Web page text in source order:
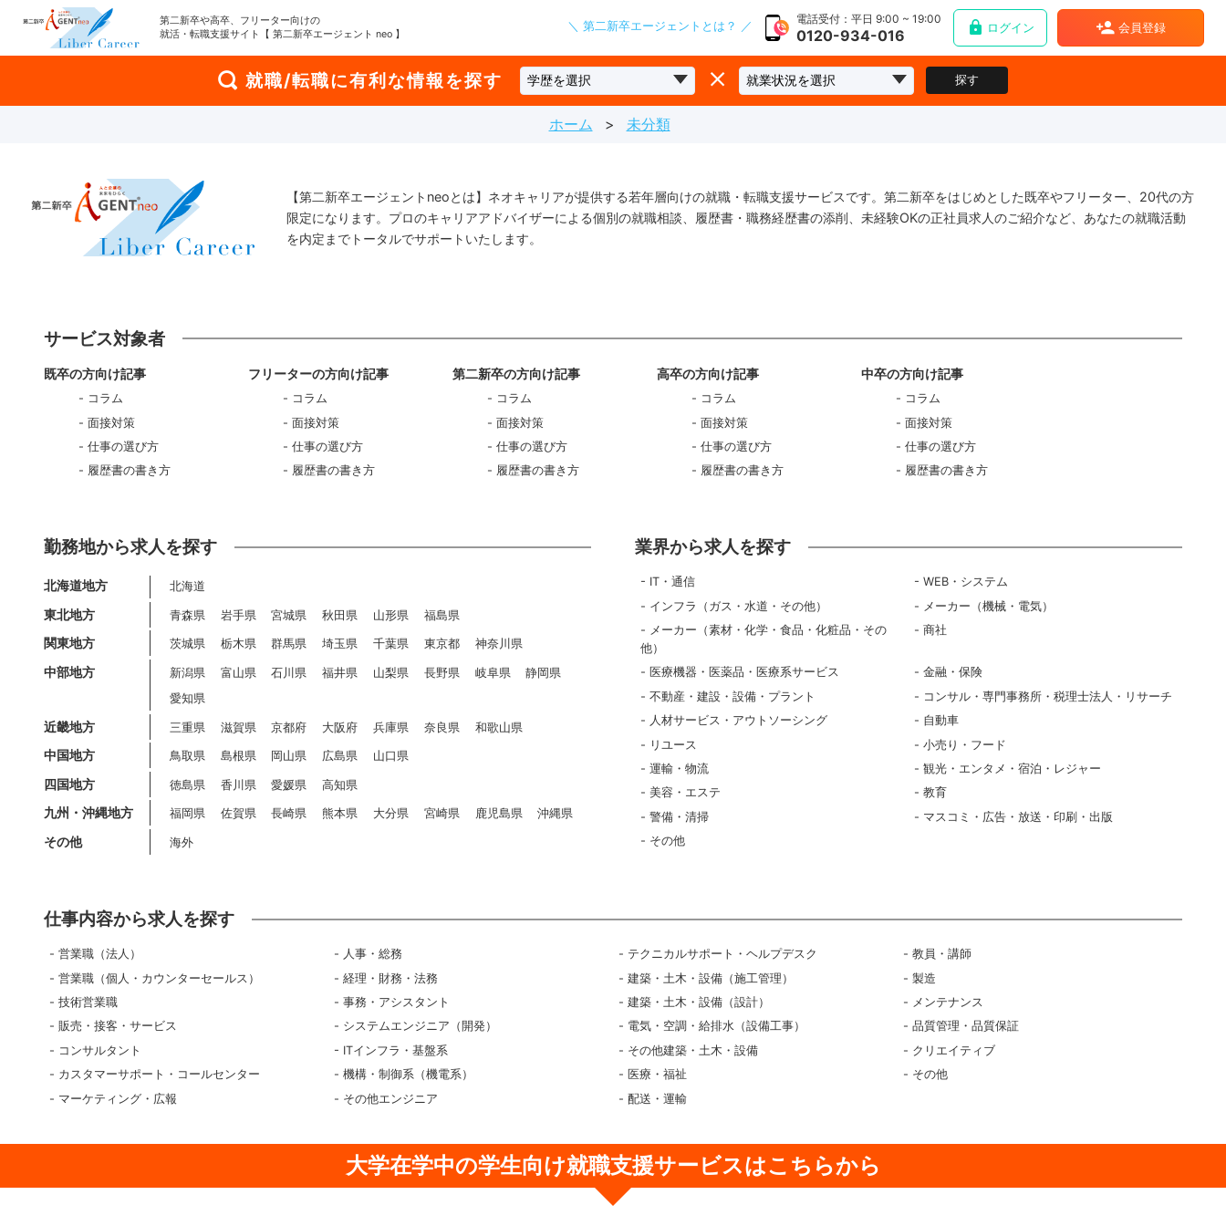
第二新卒や高卒、フリーター向けの
就活・転職支援サイト【 第二新卒エージェント neo 】
＼ 第二新卒エージェントとは？ ／ 電話受付：平日 9:00 ~ 19:00
0120-934-016 ログイン 会員登録
就職/転職に有利な情報を探す 探す
ホーム 未分類
【第二新卒エージェントneoとは】ネオキャリアが提供する若年層向けの就職・転職支援サービスです。第二新卒をはじめとした既卒やフリーター、20代の方
限定になります。プロのキャリアアドバイザーによる個別の就職相談、履歴書・職務経歴書の添削、未経験OKの正社員求人のご紹介など、あなたの就職活動
を内定までトータルでサポートいたします。
サービス対象者
既卒の方向け記事
コラム
面接対策
仕事の選び方
履歴書の書き方
フリーターの方向け記事
コラム
面接対策
仕事の選び方
履歴書の書き方
第二新卒の方向け記事
コラム
面接対策
仕事の選び方
履歴書の書き方
高卒の方向け記事
コラム
面接対策
仕事の選び方
履歴書の書き方
中卒の方向け記事
コラム
面接対策
仕事の選び方
履歴書の書き方
勤務地から求人を探す
北海道地方 北海道
東北地方 青森県 岩手県 宮城県 秋田県 山形県 福島県
関東地方 茨城県 栃木県 群馬県 埼玉県 千葉県 東京都 神奈川県
中部地方 新潟県 富山県 石川県 福井県 山梨県 長野県 岐阜県
静岡県
愛知県
近畿地方 三重県 滋賀県 京都府 大阪府 兵庫県 奈良県 和歌山県
中国地方 鳥取県 島根県 岡山県 広島県 山口県
四国地方 徳島県 香川県 愛媛県 高知県
九州・沖縄地方 福岡県 佐賀県 長崎県 熊本県 大分県 宮崎県 鹿児島県 沖縄県
その他 海外
業界から求人を探す
IT・通信
WEB・システム
インフラ（ガス・水道・その他）
メーカー（機械・電気）
メーカー（素材・化学・食品・化粧品・その
他）
商社
医療機器・医薬品・医療系サービス
金融・保険
不動産・建設・設備・プラント
コンサル・専門事務所・税理士法人・リサーチ
人材サービス・アウトソーシング
自動車
リユース
小売り・フード
運輸・物流
観光・エンタメ・宿泊・レジャー
美容・エステ
教育
警備・清掃
マスコミ・広告・放送・印刷・出版
その他
仕事内容から求人を探す
営業職（法人）
営業職（個人・カウンターセールス）
技術営業職
販売・接客・サービス
コンサルタント
カスタマーサポート・コールセンター
マーケティング・広報
人事・総務
経理・財務・法務
事務・アシスタント
システムエンジニア（開発）
ITインフラ・基盤系
機構・制御系（機電系）
その他エンジニア
テクニカルサポート・ヘルプデスク
建築・土木・設備（施工管理）
建築・土木・設備（設計）
電気・空調・給排水（設備工事）
その他建築・土木・設備
医療・福祉
配送・運輸
教員・講師
製造
メンテナンス
品質管理・品質保証
クリエイティブ
その他
大学在学中の学生向け就職支援サービスはこちらから